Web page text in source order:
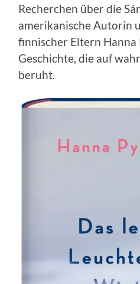
Recherchen über die
amerikanische Autorin
finnischer Eltern Hanna
Geschichte, die auf
beruht.